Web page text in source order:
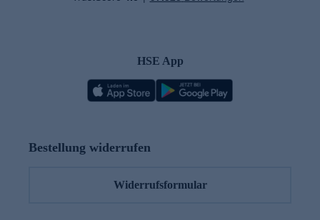
HSE App
Bestellung widerrufen
Widerrufsformular